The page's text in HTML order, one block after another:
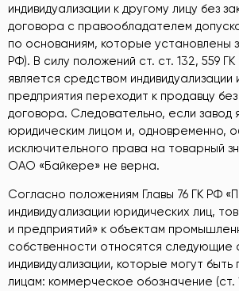
индивидуализации к другому лицу без
договора с правообладателем
по основаниям, которые установлены
РФ). В силу положений ст. ст. 132, 559
является средством
предприятия переходит к продавцу
договора. Следовательно, если завод
юридическим лицом и, одновременно,
исключительного права на товарный
ОАО «Байкере» не верна.
Согласно положениям Главы 76 ГК РФ
индивидуализации юридических лиц,
и предприятий» к объектам
собственности относятся следующие
индивидуализации, которые могут
лицам: коммерческое обозначение (ст.